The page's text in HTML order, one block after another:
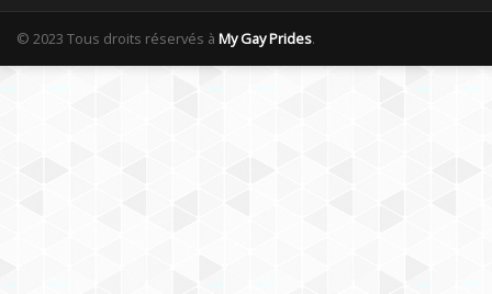
© 2023 Tous droits réservés à My Gay Prides.